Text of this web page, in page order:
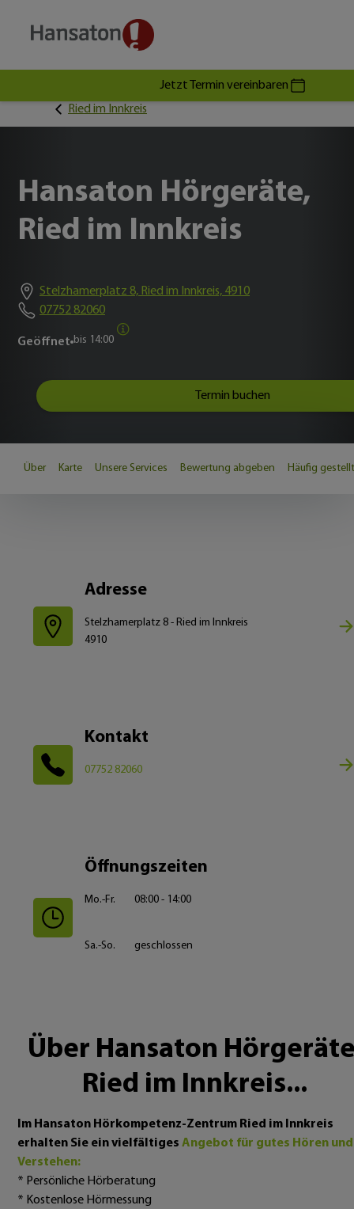
Jetzt Termin vereinbaren
Ried im Innkreis
Hansaton Hörgeräte,
Ried im Innkreis
Stelzhamerplatz 8, Ried im Innkreis, 4910
07752 82060
Geöffnet bis 14:00
Termin buchen
Über Karte Unsere Services Bewertung abgeben Häufig
Adresse
Stelzhamerplatz 8 - Ried im Innkreis
4910
Kontakt
07752 82060
Öffnungszeiten
Mo.-Fr. 08:00 - 14:00
Sa.-So. geschlossen
Über Hansaton
Ried im Innkreis...
Im Hansaton Hörkompetenz-Zentrum Ried im Innkreis
erhalten Sie ein vielfältiges Angebot für gutes Hören und
Verstehen:
* Persönliche Hörberatung
* Kostenlose Hörmessung